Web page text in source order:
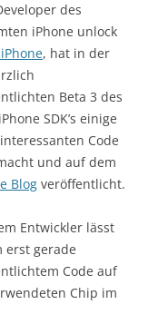
des
iPhone unlock
, hat in der
Beta 3 des
SDK’s einige
Code
und auf dem
Blog veröffentlicht.
Entwickler lässt
erst gerade
Code auf
Chip im